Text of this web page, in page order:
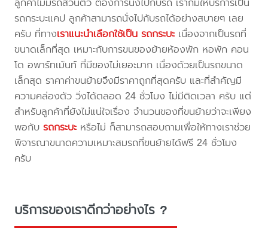
รถกระบะแคป ลูกค้าสามารถนั่งไปกับรถได้อย่างสบายๆ เลย
ครับ ที่ทางเราแนะนำเลือกใช้เป็น รถกระบะ เนื่องจากเป็นรถที่
ขนาดเล็กที่สุด เหมาะกับการขนของย้ายห้องพัก หอพัก คอน
โด อพาร์ทเม้นท์ ที่มีของไม่เยอะมาก เนื่องด้วยเป็นรถขนาด
เล็กสุด ราคาค่าขนย้ายจึงมีราคาถูกที่สุดครับ และที่สำคัญมี
ความคล่องตัว วิ่งได้ตลอด 24 ชั่วโมง ไม่มีติดเวลา ครับ แต่
สำหรับลูกค้าที่ยังไม่แน่ใจเรื่อง จำนวนของที่ขนย้ายว่าจะเพียง
พอกับรถกระบะ หรือไม่ ก็สามารถสอบถามเพื่อให้ทางเราช่วย
พิจารณาขนาดความเหมาะสมรถที่ขนย้ายได้ฟรี 24 ชั่วโมง
ครับ
บริการของเราดีกว่าอย่างไร ?